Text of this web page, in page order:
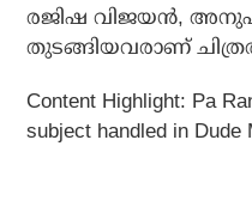
രജിഷ വിജയന്‍,
തുടങ്ങിയവരാണ്
Content Highlight: Pa
subject handled in Dude